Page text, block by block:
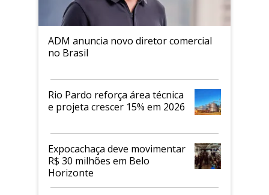
ADM anuncia novo diretor comercial
no Brasil
Rio Pardo reforça área técnica
e projeta crescer 15% em 2026
Expocachaça deve movimentar
R$ 30 milhões em Belo
Horizonte